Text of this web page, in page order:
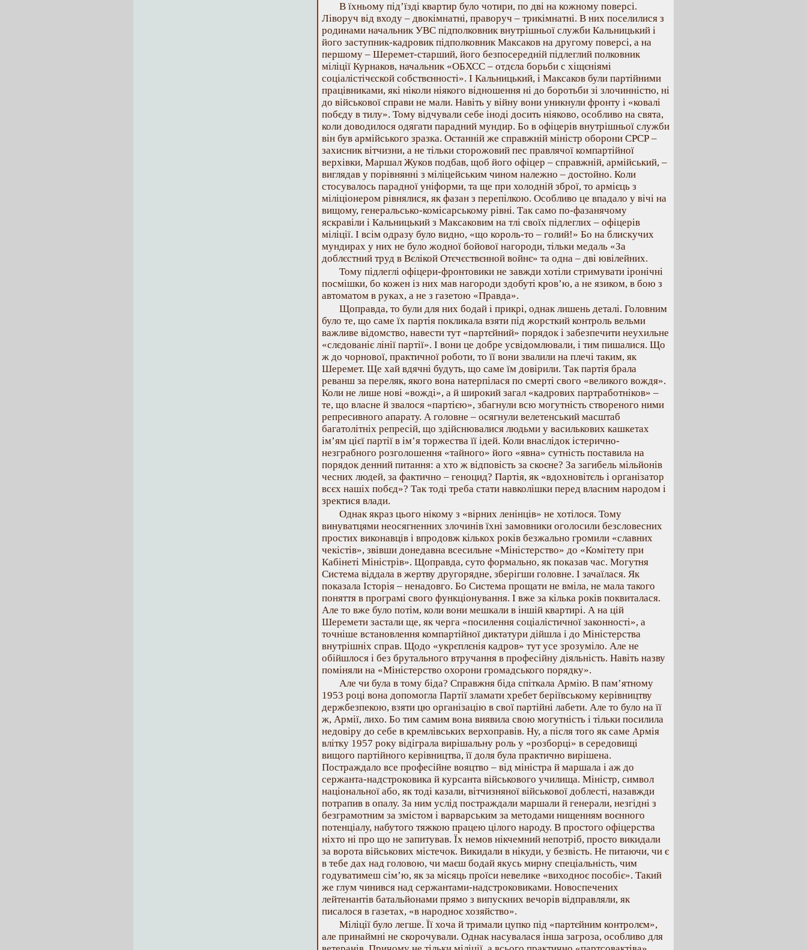
В їхньому під’їзді квартир було чотири, по дві на кожному поверсі.
Ліворуч від входу – двокімнатні, праворуч – трикімнатні. В них поселилися з
родинами начальник УВС підполковник внутрішньої служби Кальницький і
його заступник-кадровик підполковник Максаков на другому поверсі, а на
першому – Шеремет-старший, його безпосередній підлеглий полковник
міліції Курнаков, начальник «ОБХСС – отдєла борьби с хіщєніямі
соціалістічєской собствєнності». І Кальницький, і Максаков були партійними
працівниками, які ніколи ніякого відношення ні до боротьби зі злочинністю, ні
до військової справи не мали. Навіть у війну вони уникнули фронту і «ковалі
побєду в тилу». Тому відчували себе іноді досить ніяково, особливо на свята,
коли доводилося одягати парадний мундир. Бо в офіцерів внутрішньої служби
він був армійського зразка. Останній же справжній міністр оборони СРСР –
захисник вітчизни, а не тільки сторожовий пес правлячої компартійної
верхівки, Маршал Жуков подбав, щоб його офіцер – справжній, армійський, –
виглядав у порівнянні з міліцейським чином належно – достойно. Коли
стосувалось парадної уніформи, та ще при холодній зброї, то армієць з
міліціонером рівнялися, як фазан з перепілкою. Особливо це впадало у вічі на
вищому, генеральсько-комісарському рівні. Так само по-фазанячому
яскравіли і Кальницький з Максаковим на тлі своїх підлеглих – офіцерів
міліції. І всім одразу було видно, «що король-то – голий!» Бо на блискучих
мундирах у них не було жодної бойової нагороди, тільки медаль «За
доблєстний труд в Вєлікой Отєчєствєнной войнє» та одна – дві ювілейних.
Тому підлеглі офіцери-фронтовики не завжди хотіли стримувати іронічні
посмішки, бо кожен із них мав нагороди здобуті кров’ю, а не язиком, в бою з
автоматом в руках, а не з газетою «Правда».
Щоправда, то були для них бодай і прикрі, однак лишень деталі. Головним
було те, що саме їх партія покликала взяти під жорсткий контроль вельми
важливе відомство, навести тут «партєйний» порядок і забезпечити неухильне
«слєдованіє лінії партії». І вони це добре усвідомлювали, і тим пишалися. Що
ж до чорнової, практичної роботи, то її вони звалили на плечі таким, як
Шеремет. Ще хай вдячні будуть, що саме їм довірили. Так партія брала
реванш за переляк, якого вона натерпілася по смерті свого «великого вождя».
Коли не лише нові «вожді», а й широкий загал «кадрових партработніков» –
те, що власне й звалося «партією», збагнули всю могутність створеного ними
репресивного апарату. А головне – осягнули велетенський масштаб
багатолітніх репресій, що здійснювалися людьми у василькових кашкетах
ім’ям цієї партії в ім’я торжества її ідей. Коли внаслідок істерично-
незграбного розголошення «тайного» його «явна» сутність поставила на
порядок денний питання: а хто ж відповість за скоєне? За загибель мільйонів
чесних людей, за фактично – геноцид? Партія, як «вдохновітєль і організатор
всєх нашіх побєд»? Так тоді треба стати навколішки перед власним народом і
зректися влади.
Однак якраз цього нікому з «вірних ленінців» не хотілося. Тому
винуватцями неосягненних злочинів їхні замовники оголосили безсловесних
простих виконавців і впродовж кількох років безжально громили «славних
чекістів», звівши донедавна всесильне «Міністерство» до «Комітету при
Кабінеті Міністрів». Щоправда, суто формально, як показав час. Могутня
Система віддала в жертву другорядне, зберігши головне. І зачаїлася. Як
показала Історія – ненадовго. Бо Система прощати не вміла, не мала такого
поняття в програмі свого функціонування. І вже за кілька років поквиталася.
Але то вже було потім, коли вони мешкали в іншій квартирі. А на цій
Шеремети застали ще, як черга «посилення соціалістичної законності», а
точніше встановлення компартійної диктатури дійшла і до Міністерства
внутрішніх справ. Щодо «укрєплєнія кадров» тут усе зрозуміло. Але не
обійшлося і без брутального втручання в професійну діяльність. Навіть назву
поміняли на «Міністерство охорони громадського порядку».
Але чи була в тому біда? Справжня біда спіткала Армію. В пам’ятному
1953 році вона допомогла Партії зламати хребет беріївському керівництву
держбезпекою, взяти цю організацію в свої партійні лабети. Але то було на її
ж, Армії, лихо. Бо тим самим вона виявила свою могутність і тільки посилила
недовіру до себе в кремлівських верхоправів. Ну, а після того як саме Армія
влітку 1957 року відіграла вирішальну роль у «розборці» в середовищі
вищого партійного керівництва, її доля була практично вирішена.
Постраждало все професійне вояцтво – від міністра й маршала і аж до
сержанта-надстроковика й курсанта військового училища. Міністр, символ
національної або, як тоді казали, вітчизняної військової доблесті, назавжди
потрапив в опалу. За ним услід постраждали маршали й генерали, незгідні з
безграмотним за змістом і варварським за методами нищенням воєнного
потенціалу, набутого тяжкою працею цілого народу. В простого офіцерства
ніхто ні про що не запитував. Їх немов нікчемний непотріб, просто викидали
за ворота військових містечок. Викидали в нікуди, у безвість. Не питаючи, чи є
в тебе дах над головою, чи маєш бодай якусь мирну спеціальність, чим
годуватимеш сім’ю, як за місяць проїси невелике «виходноє пособіє». Такий
же глум чинився над сержантами-надстроковиками. Новоспечених
лейтенантів батальйонами прямо з випускних вечорів відправляли, як
писалося в газетах, «в народноє хозяйство».
Міліції було легше. Її хоча й тримали цупко під «партєйним контролєм»,
але принаймні не скорочували. Однак насувалася інша загроза, особливо для